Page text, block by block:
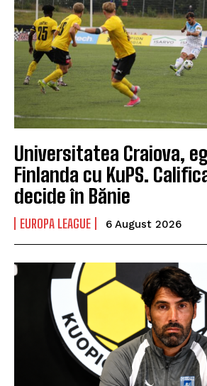
Universitatea Craiova,
Finlanda cu KuPS.
decide în Bănie
EUROPA LEAGUE 6 August 2026